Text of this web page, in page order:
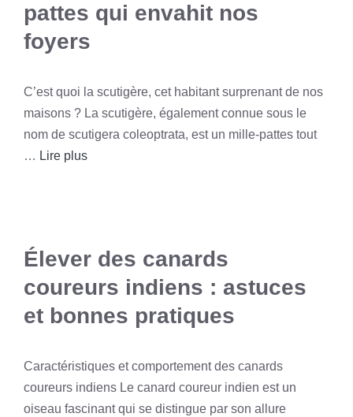
pattes qui envahit nos
foyers
C’est quoi la scutigère, cet habitant surprenant de nos
maisons ? La scutigère, également connue sous le
nom de scutigera coleoptrata, est un mille-pattes tout
… Lire plus
Élever des canards
coureurs indiens : astuces
et bonnes pratiques
Caractéristiques et comportement des canards
coureurs indiens Le canard coureur indien est un
oiseau fascinant qui se distingue par son allure